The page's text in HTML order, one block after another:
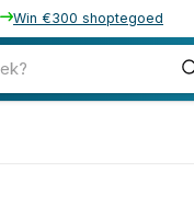
Win €300 shoptegoed